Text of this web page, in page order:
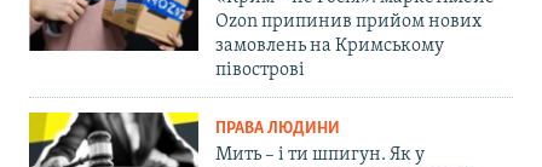
Ozon припинив прийом нових
замовлень на Кримському
півострові
ПРАВА ЛЮДИНИ
Мить – і ти шпигун. Як у